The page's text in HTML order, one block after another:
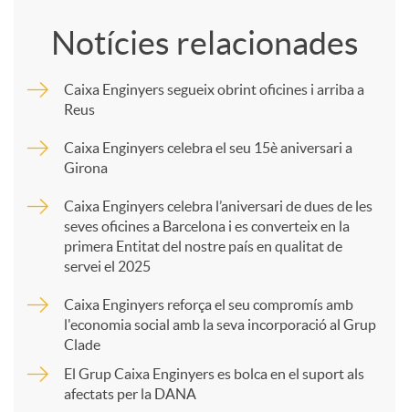
m
t
Notícies relacionades
Caixa Enginyers segueix obrint oficines i arriba a
Reus
Caixa Enginyers celebra el seu 15è aniversari a
Girona
Caixa Enginyers celebra l’aniversari de dues de les
seves oficines a Barcelona i es converteix en la
primera Entitat del nostre país en qualitat de
servei el 2025
Caixa Enginyers reforça el seu compromís amb
l'economia social amb la seva incorporació al Grup
Clade
El Grup Caixa Enginyers es bolca en el suport als
afectats per la DANA